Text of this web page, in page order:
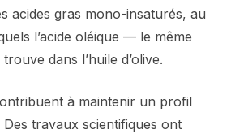
acides gras mono-insaturés, au
l’acide oléique — le même
dans l’huile d’olive.
à maintenir un profil
Des travaux scientifiques ont